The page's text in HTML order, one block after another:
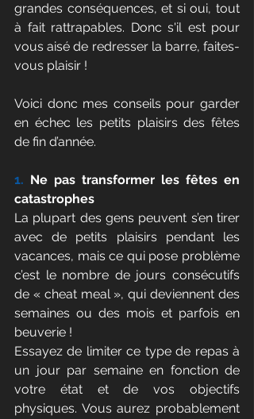
grandes conséquences, et si oui, tout
à fait rattrapables. Donc s'il est pour
vous aisé de redresser la barre, faites-
vous plaisir !
Voici donc mes conseils pour garder
en échec les petits plaisirs des fêtes
de fin d’année.
1. Ne pas transformer les fêtes en
catastrophes
La plupart des gens peuvent s’en tirer
avec de petits plaisirs pendant les
vacances, mais ce qui pose problème
c’est le nombre de jours consécutifs
de « cheat meal », qui deviennent des
semaines ou des mois et parfois en
beuverie !
Essayez de limiter ce type de repas à
un jour par semaine en fonction de
votre état et de vos objectifs
physiques. Vous aurez probablement